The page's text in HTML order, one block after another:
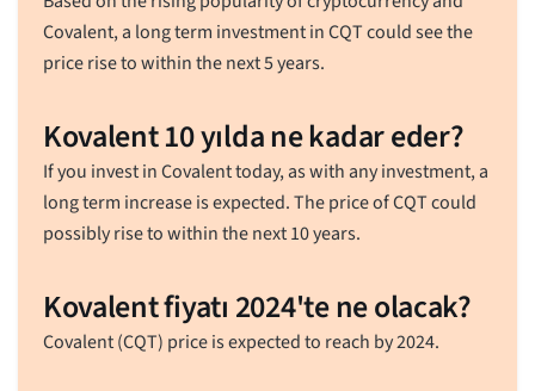
Covalent, a long term investment in CQT could see the
price rise to within the next 5 years.
Kovalent 10 yılda ne kadar eder?
If you invest in Covalent today, as with any investment, a
long term increase is expected. The price of CQT could
possibly rise to within the next 10 years.
Kovalent fiyatı 2024'te ne olacak?
Covalent (CQT) price is expected to reach by 2024.